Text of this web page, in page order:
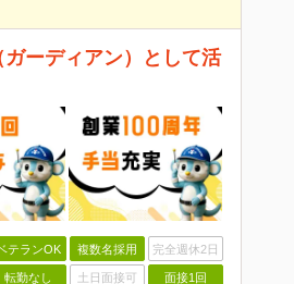
ーディアン）として活
テランOK 複数名採用 完全週休2日
転勤なし 土日面接可 面接1回